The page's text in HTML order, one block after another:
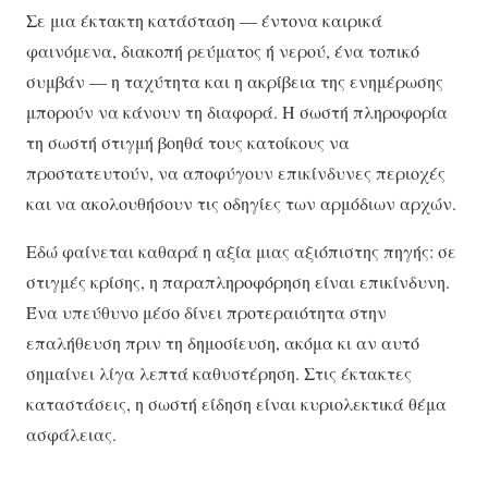
Σε μια έκτακτη κατάσταση — έντονα καιρικά
φαινόμενα, διακοπή ρεύματος ή νερού, ένα τοπικό
συμβάν — η ταχύτητα και η ακρίβεια της ενημέρωσης
μπορούν να κάνουν τη διαφορά. Η σωστή πληροφορία
τη σωστή στιγμή βοηθά τους κατοίκους να
προστατευτούν, να αποφύγουν επικίνδυνες περιοχές
και να ακολουθήσουν τις οδηγίες των αρμόδιων αρχών.
Εδώ φαίνεται καθαρά η αξία μιας αξιόπιστης πηγής: σε
στιγμές κρίσης, η παραπληροφόρηση είναι επικίνδυνη.
Ένα υπεύθυνο μέσο δίνει προτεραιότητα στην
επαλήθευση πριν τη δημοσίευση, ακόμα κι αν αυτό
σημαίνει λίγα λεπτά καθυστέρηση. Στις έκτακτες
καταστάσεις, η σωστή είδηση είναι κυριολεκτικά θέμα
ασφάλειας.